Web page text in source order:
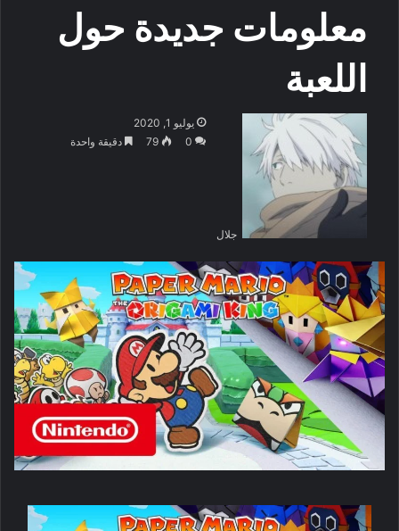
معلومات جديدة حول
اللعبة
جلال
يوليو 1, 2020
0
79 دقيقة واحدة